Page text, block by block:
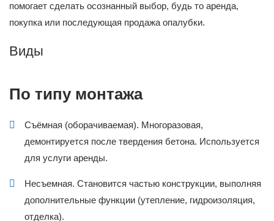
помогает сделать осознанный выбор, будь то аренда,
покупка или последующая продажа опалубки.
Виды
По типу монтажа
Съёмная (оборачиваемая). Многоразовая,
демонтируется после твердения бетона. Используется
для услуги аренды.
Несъемная. Становится частью конструкции, выполняя
дополнительные функции (утепление, гидроизоляция,
отделка).